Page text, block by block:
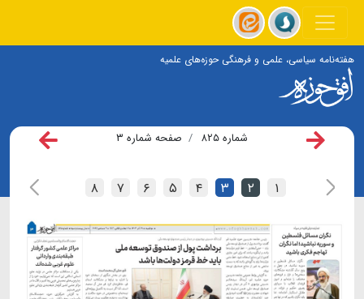
هفته‌نامه سیاسی، علمی و فرهنگی حوزه‌های علمیه
شماره ۸۲۵ صفحه شماره ۳
۱ ۲ ۳ ۴ ۵ ۶ ۷ ۸